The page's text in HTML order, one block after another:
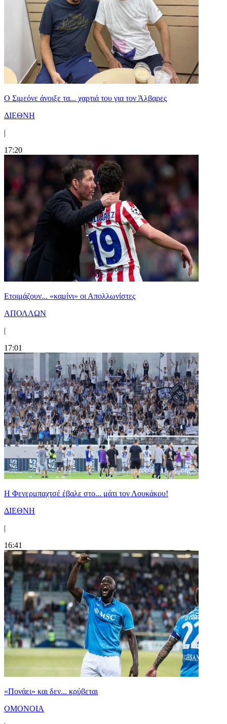
Ο Σιμεόνε άνοιξε τα... χαρτιά του για τον Άλβαρες
ΔΙΕΘΝΗ
|
17:20
Ετοιμάζουν... «καμίνι» οι Απολλωνίστες
ΑΠΟΛΛΩΝ
|
17:01
Η Φενερμπαχτσέ έβαλε στο... μάτι τον Λουκάκου!
ΔΙΕΘΝΗ
|
16:41
«Πονάει» και δεν... κρύβεται
ΟΜΟΝΟΙΑ